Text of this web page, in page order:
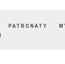
PATRONATY